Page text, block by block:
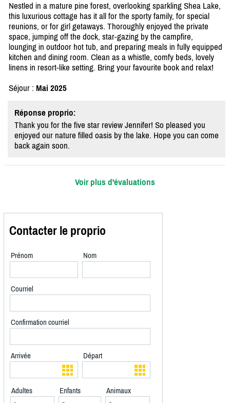
Nestled in a mature pine forest, overlooking sparkling Shea Lake,
this luxurious cottage has it all for the sporty family, for special
reunions, or for girl getaways. Thoroughly enjoyed the private
space, jumping off the dock, star-gazing by the campfire,
lounging in outdoor hot tub, and preparing meals in fully equipped
kitchen and dining room. Clean as a whistle, comfy beds, lovely
linens in resort-like setting. Bring your favourite book and relax!
Séjour : Mai 2025
Réponse proprio:
Thank you for the five star review Jennifer! So pleased you
enjoyed our nature filled oasis by the lake. Hope you can come
back again soon.
Voir plus d'évaluations
Contacter le proprio
Prénom Nom
Courriel
Confirmation courriel
Arrivée Départ
Adultes Enfants Animaux